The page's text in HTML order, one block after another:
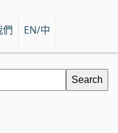
們 EN/中